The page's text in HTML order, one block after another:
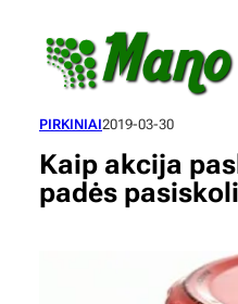
turinio
PIRKINIAI2019-03-30
Kaip akcija
padės